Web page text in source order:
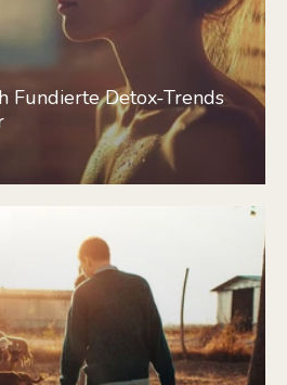
Fundierte Detox-Trends